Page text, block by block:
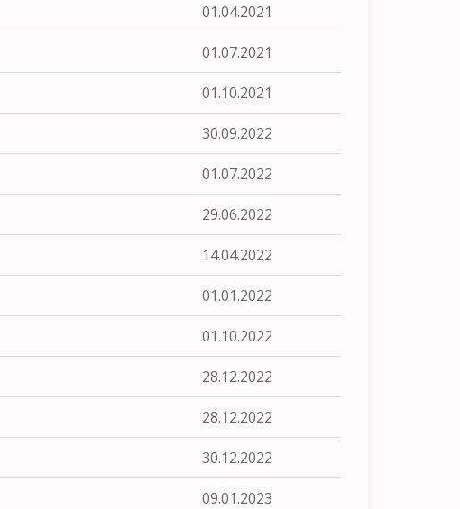
01.04.2021
01.07.2021
01.10.2021
30.09.2022
01.07.2022
29.06.2022
14.04.2022
01.01.2022
01.10.2022
28.12.2022
28.12.2022
30.12.2022
09.01.2023